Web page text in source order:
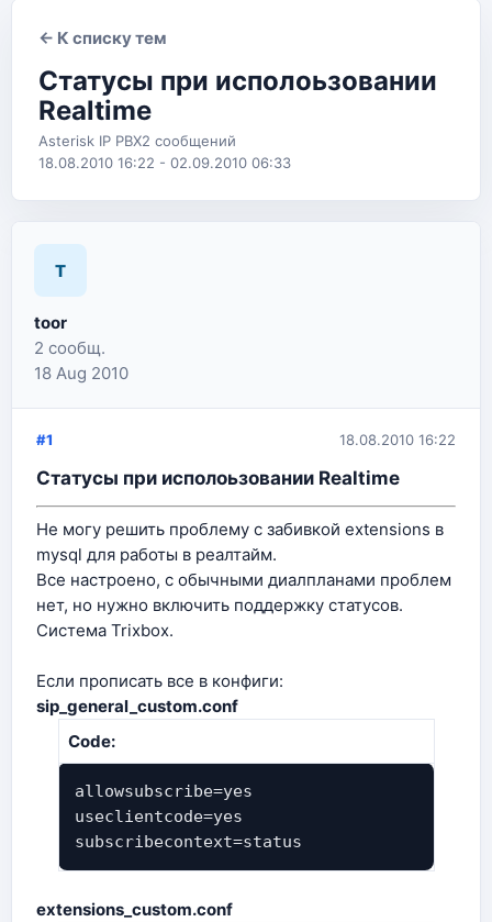
← К списку тем
Статусы при исполоьзовании
Realtime
Asterisk IP PBX2 сообщений
18.08.2010 16:22 - 02.09.2010 06:33
T
toor
2 сообщ.
18 Aug 2010
#1 18.08.2010 16:22
Статусы при исполоьзовании Realtime
Не могу решить проблему с забивкой extensions в
mysql для работы в реалтайм.
Все настроено, с обычными диалпланами проблем
нет, но нужно включить поддержку статусов.
Система Trixbox.
Если прописать все в конфиги:
sip_general_custom.conf
Code:
allowsubscribe=yes
useclientcode=yes
subscribecontext=status
extensions_custom.conf